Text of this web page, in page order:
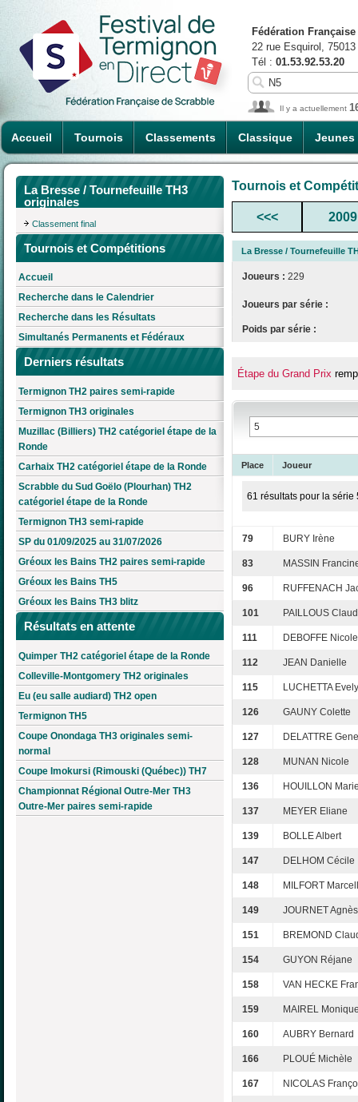
Accueil Tournois Classements Classique Jeunes
Fédération
22 rue Esquirol,
Tél : 01.53.92.53.20
Il y a actuellement
La Bresse / Tournefeuille TH3
originales
Classement final
Tournois et Compétitions
Accueil
Recherche dans le Calendrier
Recherche dans les Résultats
Simultanés Permanents et Fédéraux
Derniers résultats
Termignon TH2 paires semi-rapide
Termignon TH3 originales
Muzillac (Billiers) TH2 catégoriel étape de la
Ronde
Carhaix TH2 catégoriel étape de la Ronde
Scrabble du Sud Goëlo (Plourhan) TH2
catégoriel étape de la Ronde
Termignon TH3 semi-rapide
SP du 01/09/2025 au 31/07/2026
Gréoux les Bains TH2 paires semi-rapide
Gréoux les Bains TH5
Gréoux les Bains TH3 blitz
Résultats en attente
Quimper TH2 catégoriel étape de la Ronde
Colleville-Montgomery TH2 originales
Eu (eu salle audiard) TH2 open
Termignon TH5
Coupe Onondaga TH3 originales semi-
normal
Coupe Imokursi (Rimouski (Québec)) TH7
Championnat Régional Outre-Mer TH3
Outre-Mer paires semi-rapide
Tournois et
<<< 2009
La Bresse / Tournefeuille
Joueurs : 229
Joueurs par série :
Poids par série :
Étape du Grand Prix
Place Joueur
61 résultats pour la série
79 BURY Irène
83 MASSIN
96 RUFFENACH
101 PAILLOUS
111 DEBOFFE Nicole
112 JEAN Danielle
115 LUCHETTA
126 GAUNY Colette
127 DELATTRE
128 MUNAN Nicole
136 HOUILLON
137 MEYER Eliane
139 BOLLE Albert
147 DELHOM Cécile
148 MILFORT
149 JOURNET Agnès
151 BREMOND
154 GUYON Réjane
158 VAN HECKE
159 MAIREL
160 AUBRY Bernard
166 PLOUÉ Michèle
167 NICOLAS